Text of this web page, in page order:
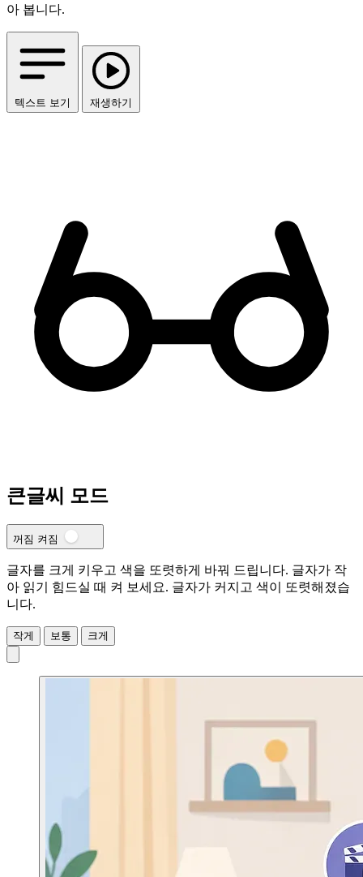
아 봅니다.
텍스트 보기 재생하기
큰글씨 모드
꺼짐 켜짐
글자를 크게 키우고 색을 또렷하게 바꿔 드립니다. 글자가 작
아 읽기 힘드실 때 켜 보세요. 글자가 커지고 색이 또렷해졌습
니다.
작게 보통 크게